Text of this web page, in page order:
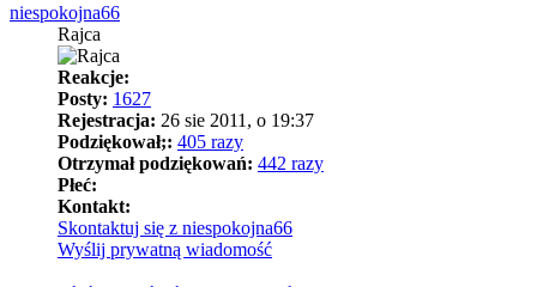
niespokojna66
Rajca
Reakcje:
Posty: 1627
Rejestracja: 26 sie 2011, o 19:37
Podziękował;: 405 razy
Otrzymał podziękowań: 442 razy
Płeć:
Kontakt:
Skontaktuj się z niespokojna66
Wyślij prywatną wiadomość